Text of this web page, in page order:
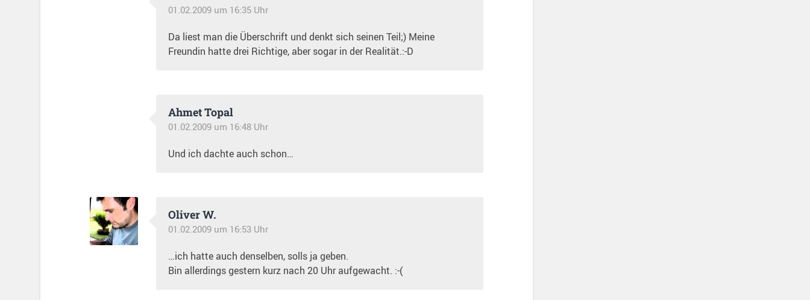
01.02.2009 um 16:35 Uhr
Da liest man die Überschrift und denkt sich seinen Teil;) Meine
Freundin hatte drei Richtige, aber sogar in der Realität.:-D
Ahmet Topal
01.02.2009 um 16:48 Uhr
Und ich dachte auch schon…
Oliver W.
01.02.2009 um 16:53 Uhr
…ich hatte auch denselben, solls ja geben.
Bin allerdings gestern kurz nach 20 Uhr aufgewacht. :-(